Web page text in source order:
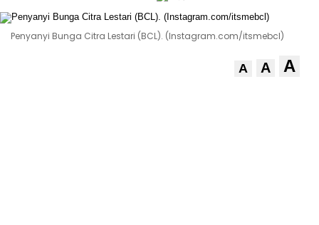
Penyanyi Bunga Citra Lestari (BCL). (Instagram.com/itsmebcl)
A A A